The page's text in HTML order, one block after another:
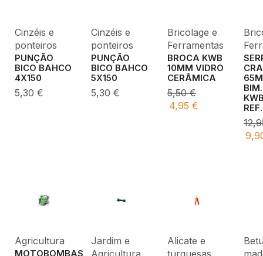
Cinzéis e
ponteiros
PUNÇÃO
BICO BAHCO
4X150
5,30 €
Cinzéis e
ponteiros
PUNÇÃO
BICO BAHCO
5X150
5,30 €
Bricolage e
Ferramentas
BROCA KWB
10MM VIDRO
CERÂMICA
5,50€
4,95 €
Agricultura
MOTOBOMBAS
Jardim e
Alicate e